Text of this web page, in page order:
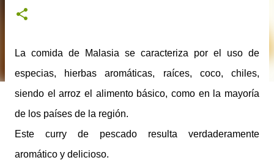
La comida de Malasia se caracteriza por el uso de
especias, hierbas aromáticas, raíces, coco, chiles,
siendo el arroz el alimento básico, como en la mayoría
de los países de la región.
Este curry de pescado resulta verdaderamente
aromático y delicioso.